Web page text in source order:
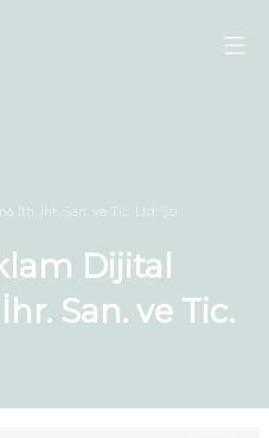
İth. İhr. San. ve Tic. Ltd. Şti.
Dijital
San. ve Tic.